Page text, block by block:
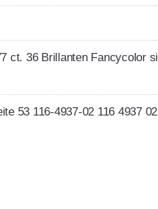
ct. 36 Brillanten Fancycolor si
53 116-4937-02 116 4937 02